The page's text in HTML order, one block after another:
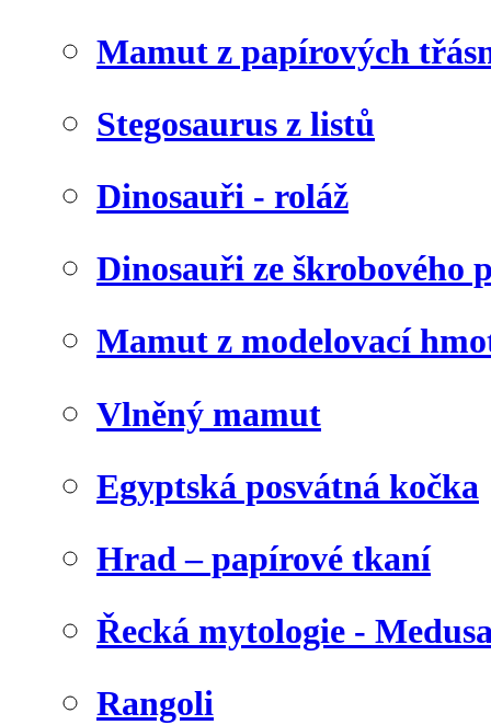
Mamut z papírových
Stegosaurus z listů
Dinosauři - roláž
Dinosauři ze škrobového
Mamut z modelovací
Vlněný mamut
Egyptská posvátná kočka
Hrad – papírové tkaní
Řecká mytologie -
Rangoli